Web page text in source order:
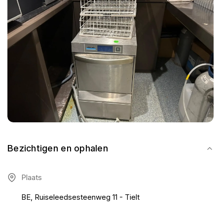
Bezichtigen en ophalen
Plaats
BE, Ruiseleedsesteenweg 11 - Tielt